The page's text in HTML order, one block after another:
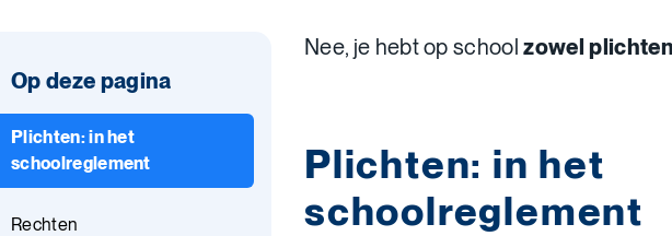
Op deze pagina
Plichten: in het
schoolreglement
Rechten
Nee, je hebt op schoolzowel
Plichten: in het
schoolreglement